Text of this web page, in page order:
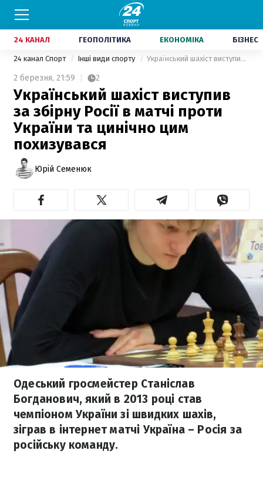
24 КАНАЛ ГЕОПОЛІТИКА ЕКОНОМІКА БІЗНЕС
24 канал Спорт Інші види спорту Український шахіст виступив за збірну Росії в матчі проти України та цинічно цим похизувався
2 березня, 21:59 2
Український шахіст виступив
за збірну Росії в матчі проти
України та цинічно цим
похизувався
Юрій Семенюк
Одеський гросмейстер Станіслав
Богданович, який в 2013 році став
чемпіоном України зі швидких шахів,
зіграв в інтернет матчі Україна – Росія за
російську команду.